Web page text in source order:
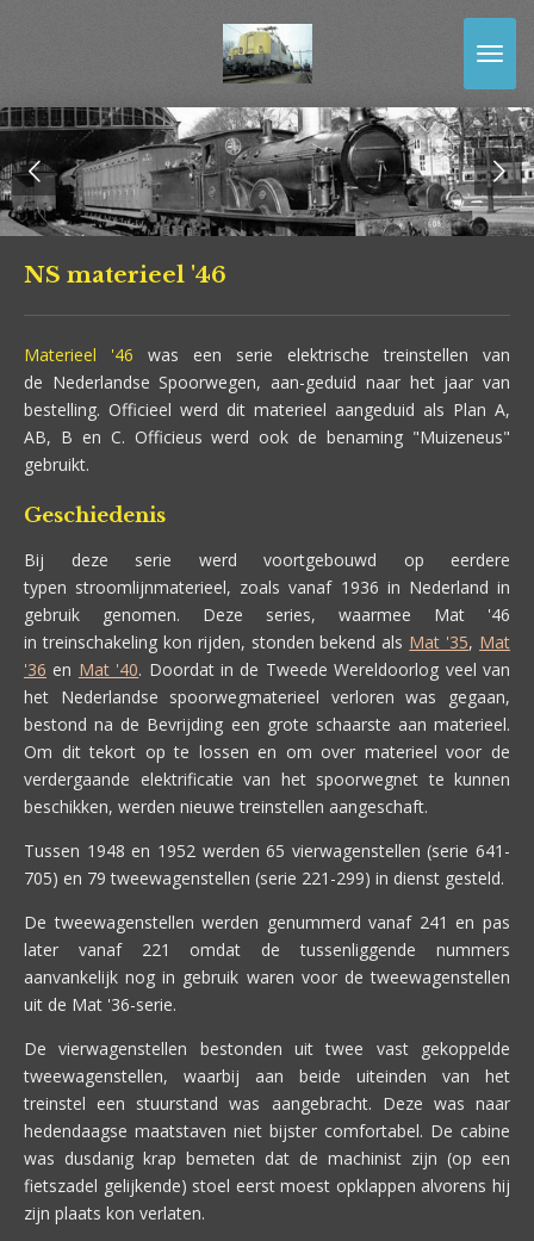
de
hoofdinhoud
NS materieel '46
Materieel '46 was een serie elektrische treinstellen van
de Nederlandse Spoorwegen, aan-geduid naar het jaar van
bestelling. Officieel werd dit materieel aangeduid als Plan A,
AB, B en C. Officieus werd ook de benaming "Muizeneus"
gebruikt.
Geschiedenis
Bij deze serie werd voortgebouwd op eerdere
typen stroomlijnmaterieel, zoals vanaf 1936 in Nederland in
gebruik genomen. Deze series, waarmee Mat '46
in treinschakeling kon rijden, stonden bekend als Mat '35, Mat
'36 en Mat '40. Doordat in de Tweede Wereldoorlog veel van
het Nederlandse spoorwegmaterieel verloren was gegaan,
bestond na de Bevrijding een grote schaarste aan materieel.
Om dit tekort op te lossen en om over materieel voor de
verdergaande elektrificatie van het spoorwegnet te kunnen
beschikken, werden nieuwe treinstellen aangeschaft.
Tussen 1948 en 1952 werden 65 vierwagenstellen (serie 641-
705) en 79 tweewagenstellen (serie 221-299) in dienst gesteld.
De tweewagenstellen werden genummerd vanaf 241 en pas
later vanaf 221 omdat de tussenliggende nummers
aanvankelijk nog in gebruik waren voor de tweewagenstellen
uit de Mat '36-serie.
De vierwagenstellen bestonden uit twee vast gekoppelde
tweewagenstellen, waarbij aan beide uiteinden van het
treinstel een stuurstand was aangebracht. Deze was naar
hedendaagse maatstaven niet bijster comfortabel. De cabine
was dusdanig krap bemeten dat de machinist zijn (op een
fietszadel gelijkende) stoel eerst moest opklappen alvorens hij
zijn plaats kon verlaten.